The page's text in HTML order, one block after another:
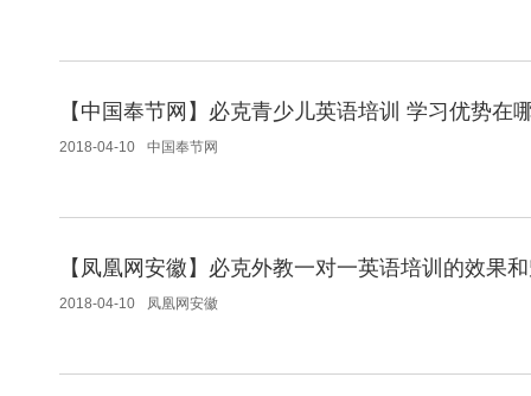
【中国奉节网】必克青少儿英语培训 学习优势在
2018-04-10 中国奉节网
【凤凰网安徽】必克外教一对一英语培训的效果
2018-04-10 凤凰网安徽